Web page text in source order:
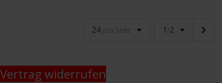
24 pro Seite 1 /2
Vertrag widerrufen